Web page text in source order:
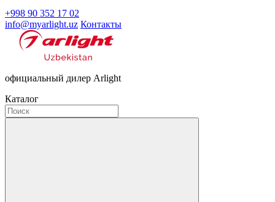
+998 90 352 17 02
info@myarlight.uz Контакты
официальный дилер Arlight
Каталог